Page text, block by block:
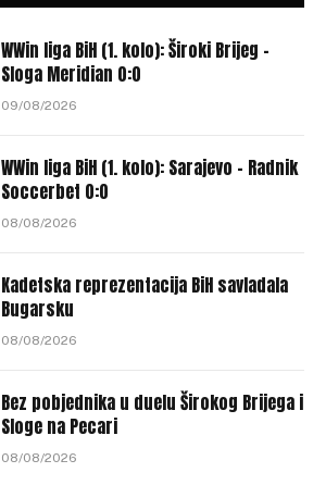
WWin liga BiH (1. kolo): Široki Brijeg –
Sloga Meridian 0:0
09/08/2026
WWin liga BiH (1. kolo): Sarajevo – Radnik
Soccerbet 0:0
08/08/2026
Kadetska reprezentacija BiH savladala
Bugarsku
08/08/2026
Bez pobjednika u duelu Širokog Brijega i
Sloge na Pecari
08/08/2026